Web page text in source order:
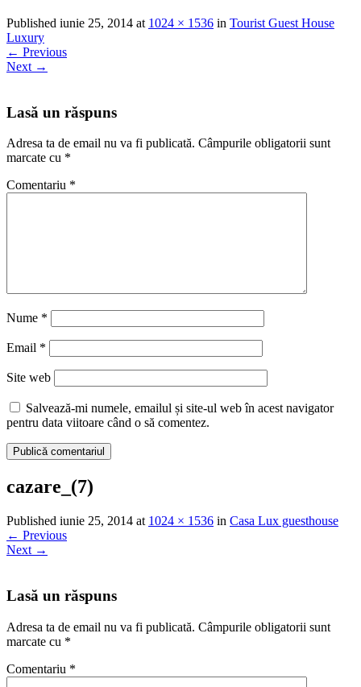
Published iunie 25, 2014 at 1024 × 1536 in Tourist Guest House
Luxury
← Previous
Next →
Lasă un răspuns
Adresa ta de email nu va fi publicată. Câmpurile obligatorii sunt
marcate cu *
Comentariu *
Nume *
Email *
Site web
Salvează-mi numele, emailul și site-ul web în acest navigator
pentru data viitoare când o să comentez.
cazare_(7)
Published iunie 25, 2014 at 1024 × 1536 in Casa Lux guesthouse
← Previous
Next →
Lasă un răspuns
Adresa ta de email nu va fi publicată. Câmpurile obligatorii sunt
marcate cu *
Comentariu *